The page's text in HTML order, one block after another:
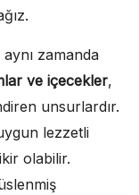
zamanda
ve içecekler,
unsurlardır.
lezzetli
olabilir.